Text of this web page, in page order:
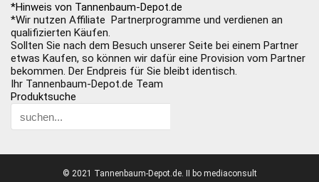
*Hinweis von Tannenbaum-Depot.de
*Wir nutzen Affiliate Partnerprogramme und verdienen an
qualifizierten Käufen.
Sollten Sie nach dem Besuch unserer Seite bei einem Partner
etwas Kaufen, so können wir dafür eine Provision vom Partner
bekommen. Der Endpreis für Sie bleibt identisch.
Ihr Tannenbaum-Depot.de Team
Produktsuche
© 2021 Tannenbaum-Depot.de. II bo mediaconsult